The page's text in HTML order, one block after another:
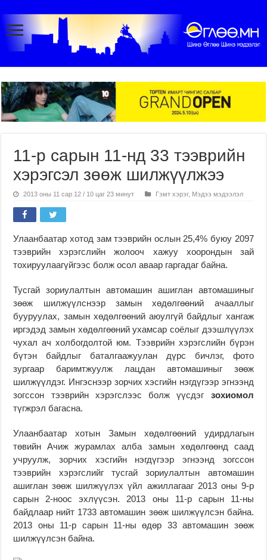
11-р сарын 11-нд 33 тээврийн
хэрэгсэл зөөж шилжүүлжээ
2013 оны 11 сар 12 / 10 цаг 23 минут Гэмт хэрэг, Мэдээ мэдээлэл
Улаанбаатар хотод зам тээврийн ослын 25,4% буюу 2097
тээврийн хэрэгслийн жолооч хажуу хоорондын зай
тохируулаагүйгээс болж осол аваар гаргадаг байна.
Тусгай зориулалтын автомашин ашиглан автомашиныг
зөөж шилжүүлснээр замын хөдөлгөөний ачааллыг
бууруулах, замын хөдөлгөөний аюулгүй байдлыг хангаж
иргэдэд замын хөдөлгөөний ухамсар соёлыг дээшлүүлэх
чухал ач холбогдолтой юм. Тээврийн хэрэгслийн бүрэн
бүтэн байдлыг баталгаажуулан дүрс бичлэг, фото
зургаар баримтжуулж лацдан автомашиныг зөөж
шилжүүлдэг. Ингэснээр зорчих хэсгийн нэгдүгээр эгнээнд
зогссон тээврийн хэрэгслээс болж үүсдэг зохиомол
түгжрэл багасна.
Улаанбаатар хотын Замын хөдөлгөөний удирдлагын
төвийн Ачиж журамлах алба замын хөдөлгөөнд саад
учруулж, зорчих хэсгийн нэгдүгээр эгнээнд зогссон
тээврийн хэрэгслийг тусгай зориулалтын автомашин
ашиглан зөөж шилжүүлэх үйл ажиллагааг 2013 оны 9-р
сарын 2-ноос эхлүүсэн. 2013 оны 11-р сарын 11-ны
байдлаар нийт 1733 автомашин зөөж шилжүүлсэн байна.
2013 оны 11-р сарын 11-ны өдөр 33 автомашин зөөж
шилжүүлсэн байна.